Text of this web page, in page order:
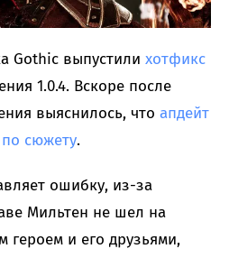
Gothic выпустили хотфикс
1.0.4. Вскоре после
выяснилось, что апдейт
сюжету.
ошибку, из-за
Мильтен не шел на
героем и его друзьями,